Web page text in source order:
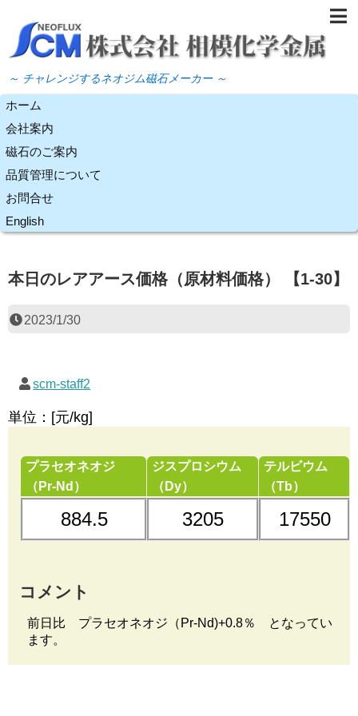
～ チャレンジするネオジム磁石メーカー ～
ホーム
会社案内
磁石のご案内
品質管理について
お問合せ
English
本日のレアアース価格（原材料価格） 【1-30】
2023/1/30
scm-staff2
単位：[元/kg]
プラセオネオジ
（Pr-Nd）
884.5
ジスプロシウム
（Dy）
3205
テルビウム
（Tb）
17550
コメント
前日比 プラセオネオジ（Pr-Nd)+0.8％ となってい
ます。